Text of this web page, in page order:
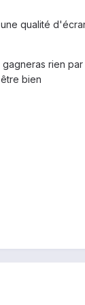
qualité
rien
bien